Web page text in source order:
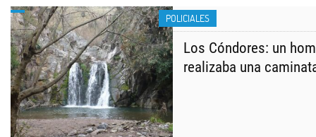
POLICIALES
Los Cóndores: un
realizaba una